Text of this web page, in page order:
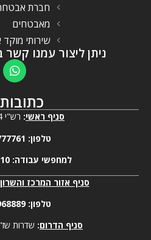
חברת
מאבטחים
שירותי
ניתן ליצור עמנו
סניף ראשי: רש"י 14, רמת גן
טלפון:
למחפשי עבודה:
סניף אזור המרכז והשרון
טלפון:
סניף הדרום: שדרות שז"ר 35,